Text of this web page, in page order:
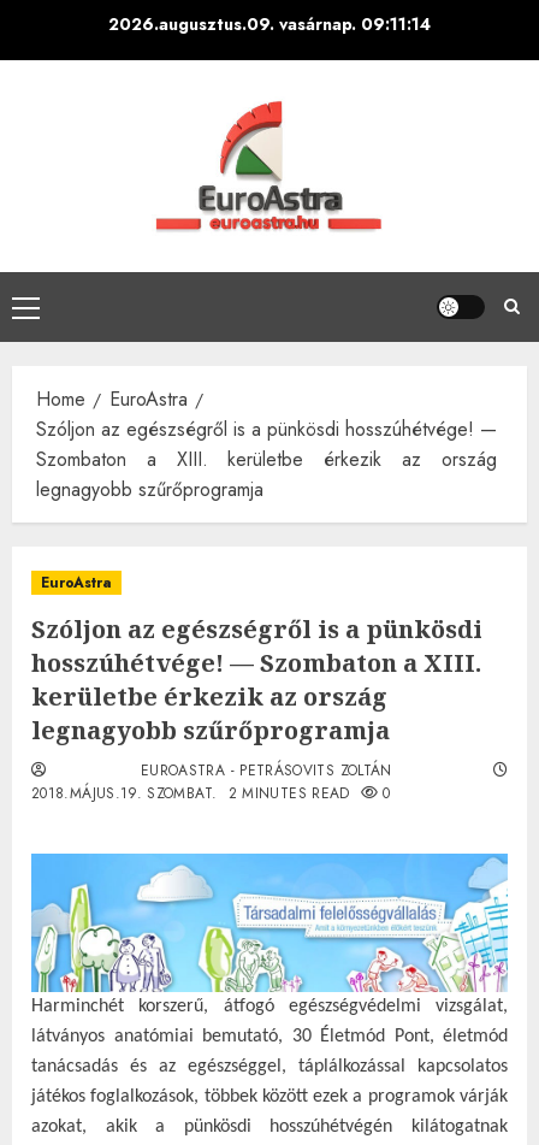
2026.augusztus.09. vasárnap. 09:11:15
Primary
Menu
Home
EuroAstra
Szóljon az egészségről is a pünkösdi hosszúhétvége! —
Szombaton a XIII. kerületbe érkezik az ország
legnagyobb szűrőprogramja
EuroAstra
Szóljon az egészségről is a pünkösdi
hosszúhétvége! — Szombaton a XIII.
kerületbe érkezik az ország
legnagyobb szűrőprogramja
EUROASTRA - PETRÁSOVITS ZOLTÁN
2018.MÁJUS.19. SZOMBAT.
2 MINUTES READ 0
Harminchét korszerű, átfogó egészségvédelmi vizsgálat,
látványos anatómiai bemutató, 30 Életmód Pont, életmód
tanácsadás és az egészséggel, táplálkozással kapcsolatos
játékos foglalkozások, többek között ezek a programok várják
azokat, akik a pünkösdi hosszúhétvégén kilátogatnak